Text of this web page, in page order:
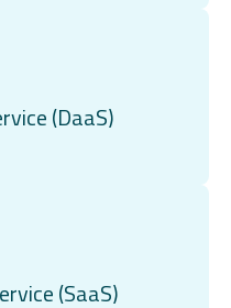
(DaaS)
(SaaS)